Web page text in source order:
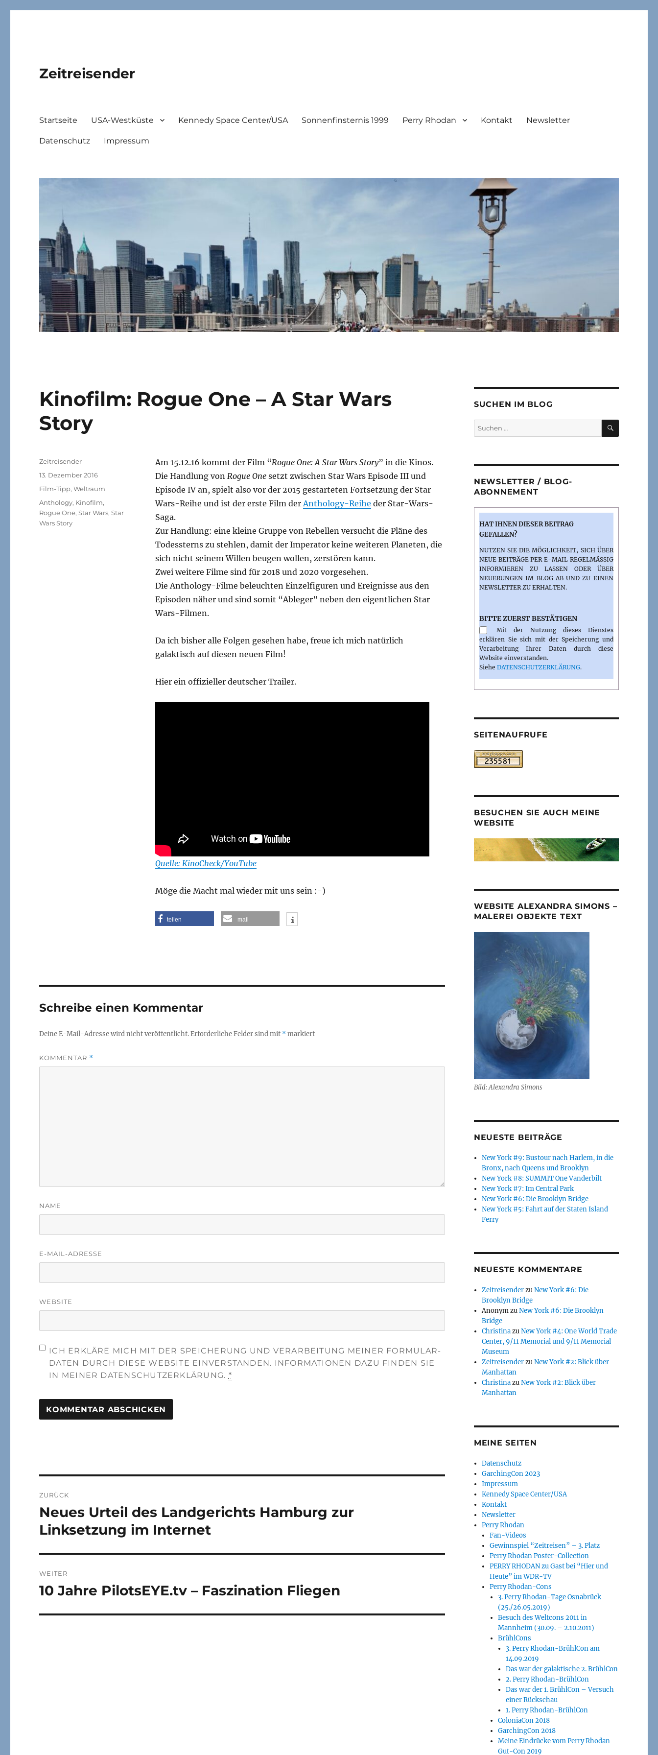
Zeitreisender
Startseite USA-Westküste Kennedy Space Center/USA Sonnenfinsternis 1999 Perry Rhodan Kontakt Newsletter
Datenschutz Impressum
Kinofilm: Rogue One – A Star Wars
Story
Am 15.12.16 kommt der Film “Rogue One: A Star Wars Story” in die Kinos.
Die Handlung von Rogue Onesetzt zwischen Star Wars Episode III und
Episode IV an, spielt also vor der 2015 gestarteten Fortsetzung der Star
Wars-Reihe und ist der erste Film der Anthology-Reihe der Star-Wars-
Saga.
Zur Handlung: eine kleine Gruppe von Rebellen versucht die Pläne des
Todessterns zu stehlen, damit der Imperator keine weiteren Planeten, die
sich nicht seinem Willen beugen wollen, zerstören kann.
Zwei weitere Filme sind für 2018 und 2020 vorgesehen.
Die Anthology-Filme beleuchten Einzelfiguren und Ereignisse aus den
Episoden näher und sind somit “Ableger” neben den eigentlichen Star
Wars-Filmen.
Da ich bisher alle Folgen gesehen habe, freue ich mich natürlich
galaktisch auf diesen neuen Film!
Hier ein offizieller deutscher Trailer.
Quelle: KinoCheck/YouTube
Möge die Macht mal wieder mit uns sein :-)
teilen mail
Autor
Zeitreisender
Veröffentlicht
am
13. Dezember 2016
Kategorien
Film-Tipp,Weltraum
Schlagwörter
Anthology, Kinofilm,
Rogue One,Star Wars,Star
Wars Story
Schreibe einen Kommentar
Deine E-Mail-Adresse wird nicht veröffentlicht.Erforderliche Felder sind mit *markiert
KOMMENTAR *
NAME
E-MAIL-ADRESSE
WEBSITE
ICH ERKLÄRE MICH MIT DER SPEICHERUNG UND VERARBEITUNG MEINER FORMULAR-
DATEN DURCH DIESE WEBSITE EINVERSTANDEN. INFORMATIONEN DAZU FINDEN SIE
IN MEINER DATENSCHUTZERKLÄRUNG. *
ZURÜCK
Vorheriger
Beitrag:
Neues Urteil des Landgerichts Hamburg zur
Linksetzung im Internet
WEITER
Nächster
10 Jahre PilotsEYE.tv – Faszination Fliegen
SUCHEN IM BLOG
Suchen
nach:
SUCHEN
NEWSLETTER / BLOG-
ABONNEMENT
HAT IHNEN DIESER BEITRAG
GEFALLEN?
NUTZEN SIE DIE MÖGLICHKEIT, SICH ÜBER
NEUE BEITRÄGE PER E-MAIL REGELMÄSSIG I
NFORMIEREN ZU LASSEN ODER ÜBER N
EUERUNGEN IM BLOG AB UND ZU EINEN N
EWSLETTER ZU ERHALTEN.
BITTE ZUERST BESTÄTIGEN
Mit der Nutzung dieses Dienstes
erklären Sie sich mit der Speicherung und
Verarbeitung Ihrer Daten durch diese
Website einverstanden.
Siehe DATENSCHUTZERKLÄRUNG.
SEITENAUFRUFE
BESUCHEN SIE AUCH MEINE
WEBSITE
WEBSITE ALEXANDRA SIMONS –
MALEREI OBJEKTE TEXT
Bild: Alexandra Simons
NEUESTE BEITRÄGE
New York #9: Bustour nach Harlem, in die
Bronx, nach Queens und Brooklyn
New York #8: SUMMIT One Vanderbilt
New York #7: Im Central Park
New York #6: Die Brooklyn Bridge
New York #5: Fahrt auf der Staten Island
Ferry
NEUESTE KOMMENTARE
ZeitreisenderzuNew York #6: Die
Brooklyn Bridge
AnonymzuNew York #6: Die Brooklyn
Bridge
ChristinazuNew York #4: One World Trade
Center, 9/11 Memorial und 9/11 Memorial
Museum
ZeitreisenderzuNew York #2: Blick über
Manhattan
ChristinazuNew York #2: Blick über
Manhattan
MEINE SEITEN
Datenschutz
GarchingCon 2023
Impressum
Kennedy Space Center/USA
Kontakt
Newsletter
Perry Rhodan
Fan-Videos
Gewinnspiel “Zeitreisen” – 3. Platz
Perry Rhodan Poster-Collection
PERRY RHODAN zu Gast bei “Hier und
Heute” im WDR-TV
Perry Rhodan-Cons
3. Perry Rhodan-Tage Osnabrück
(25./26.05.2019)
Besuch des Weltcons 2011 in
Mannheim (30.09. – 2.10.2011)
BrühlCons
3. Perry Rhodan-BrühlCon am
14.09.2019
Das war der galaktische 2. BrühlCon
2. Perry Rhodan-BrühlCon
Das war der 1. BrühlCon – Versuch
einer Rückschau
1. Perry Rhodan-BrühlCon
ColoniaCon 2018
GarchingCon 2018
Meine Eindrücke vom Perry Rhodan
Gut-Con 2019